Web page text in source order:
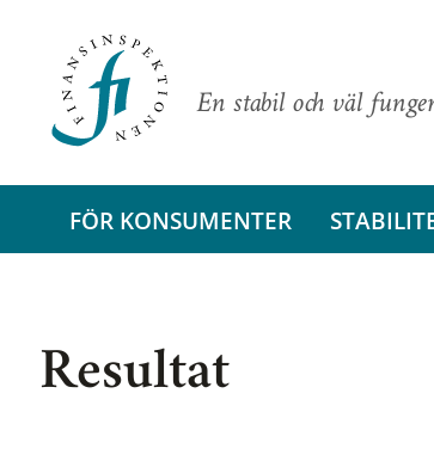
En stabil och väl
FÖR KONSUMENTER
Resultat